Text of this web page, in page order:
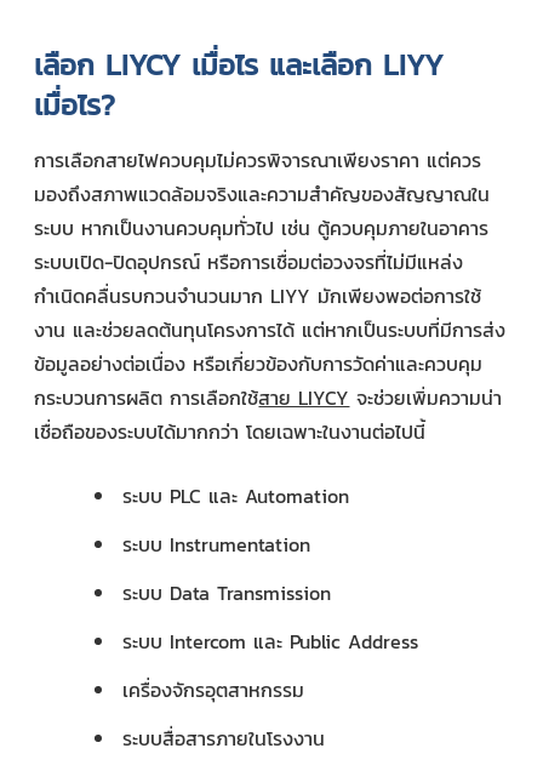
เลือก LIYCY เมื่อไร และเลือก LIYY
เมื่อไร?
การเลือกสายไฟควบคุมไม่ควรพิจารณาเพียงราคา แต่ควร
มองถึงสภาพแวดล้อมจริงและความสำคัญของสัญญาณใน
ระบบ หากเป็นงานควบคุมทั่วไป เช่น ตู้ควบคุมภายในอาคาร
ระบบเปิด-ปิดอุปกรณ์ หรือการเชื่อมต่อวงจรที่ไม่มีแหล่ง
กำเนิดคลื่นรบกวนจำนวนมาก LIYY มักเพียงพอต่อการใช้
งาน และช่วยลดต้นทุนโครงการได้ แต่หากเป็นระบบที่มีการส่ง
ข้อมูลอย่างต่อเนื่อง หรือเกี่ยวข้องกับการวัดค่าและควบคุม
กระบวนการผลิต การเลือกใช้สาย LIYCY จะช่วยเพิ่มความน่า
เชื่อถือของระบบได้มากกว่า โดยเฉพาะในงานต่อไปนี้
ระบบ PLC และ Automation
ระบบ Instrumentation
ระบบ Data Transmission
ระบบ Intercom และ Public Address
เครื่องจักรอุตสาหกรรม
ระบบสื่อสารภายในโรงงาน